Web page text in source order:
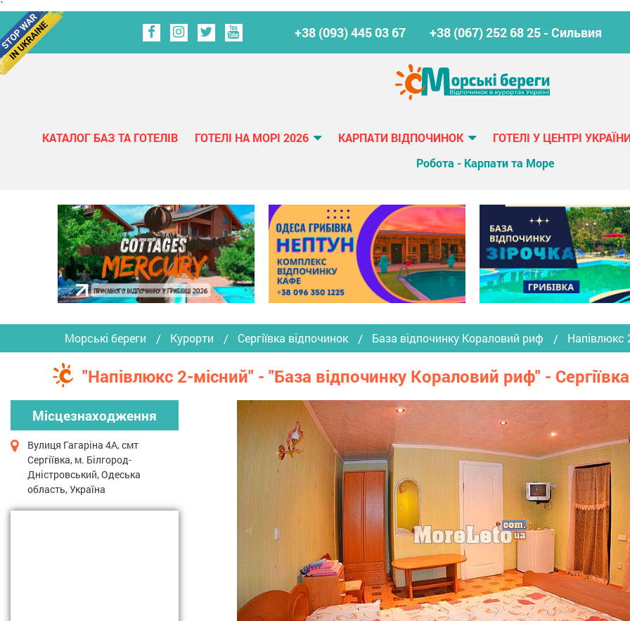
`
+38 (093) 445 03 67 +38 (067) 252 68 25 - Сильвия
КАТАЛОГ БАЗ ТА ГОТЕЛІВ ГОТЕЛІ НА МОРІ 2026 КАРПАТИ ВІДПОЧИНОК
ГОТЕЛІ У ЦЕНТРІ
Робота - Карпати та Море
Морські береги Курорти Сергіївка відпочинок База відпочинку Кораловий риф Напівлюкс
"Напівлюкс 2-місний" - "База відпочинку Кораловий риф" -
Місцезнаходження
Вулиця Гагаріна 4А, смт
Сергіївка, м. Білгород-
Дністровський, Одеська
область, Україна